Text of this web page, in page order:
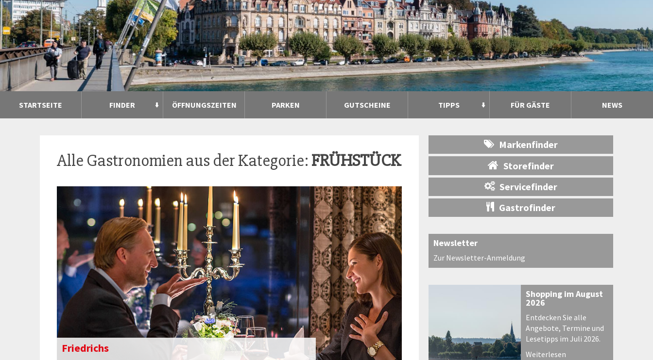
STARTSEITE FINDER ÖFFNUNGSZEITEN PARKEN GUTSCHEINE TIPPS FÜR GÄSTE NEWS
Alle Gastronomien aus der Kategorie: FRÜHSTÜCK
Friedrichs
Markenfinder
Storefinder
Servicefinder
Gastrofinder
Newsletter
Zur Newsletter-Anmeldung
Shopping im August
2026
Entdecken Sie alle
Angebote, Termine und
Lesetipps im Juli 2026.
Weiterlesen